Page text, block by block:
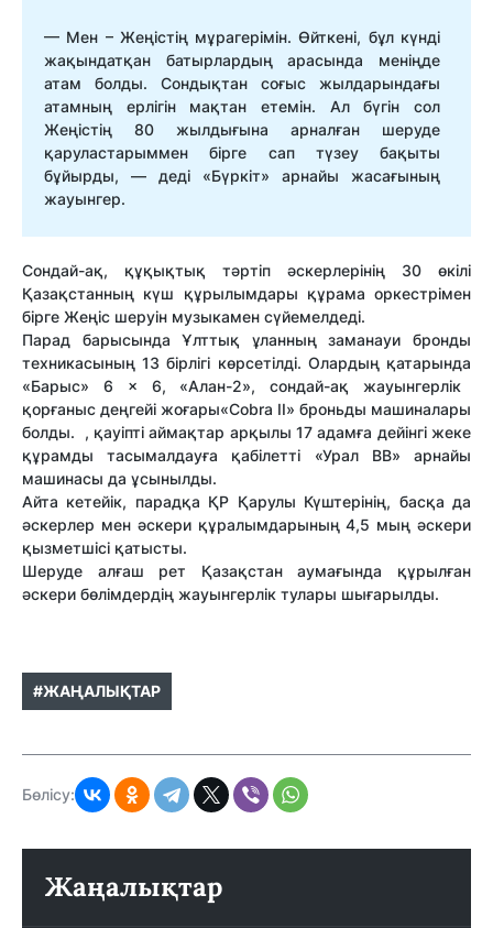
— Мен – Жеңістің мұрагерімін.Өйткені, бұл күнді
жақындатқан
батырлардың арасында меніңде
атам
болды. Сондықтан соғыс
жылдарындағы
атамның
ерлігін мақтан етемін. Албүгін
сол
Жеңістің 80 жылдығына арналған
шеруде
қаруластарыммен
бірге сап түзеу
бақыты
бұйырды, — деді «Бүркіт» арнайы
жасағының
жауынгер.
Сондай-ақ, құқықтық тәртіп әскерлерінің 30 өкілі
Қазақстанның күш құрылымдары құрама оркестрімен
бірге Жеңіс шеруін музыкамен сүйемелдеді.
Парад барысында Ұлттық ұланның заманауибронды
техникасының 13бірлігі көрсетілді. Олардың қатарында
«Барыс» 6 × 6, «Алан-2»,сондай-ақ
жауынгерлік
қорғаныс деңгейі жоғары«Cobra II» броньды машиналары
болды. , қауіпті аймақтар арқылы 17адамға дейінгіжеке
құрамды
тасымалдауға қабілетті «Урал ВВ»арнайы
машинасы да ұсынылды.
Айта кетейік, парадқа ҚР Қарулы Күштерінің, басқа да
әскерлер мен әскери құралымдарының4,5 мың әскери
қызметшісі қатысты.
Шеруде
алғаш рет Қазақстан аумағында құрылған
әскери бөлімдердің жауынгерлік тулары шығарылды.
#ЖАҢАЛЫҚТАР
Бөлісу:
Жаңалықтар